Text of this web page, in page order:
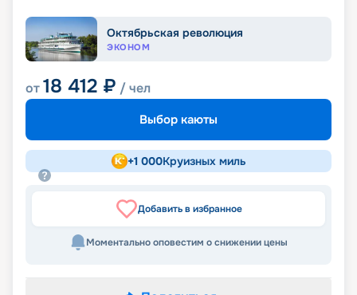
Октябрьская революция
ЭКОНОМ
от18 412 ₽ / чел
Выбор каюты
+1 000Круизных миль
Добавить в избранное
Моментально оповестим о снижении цены